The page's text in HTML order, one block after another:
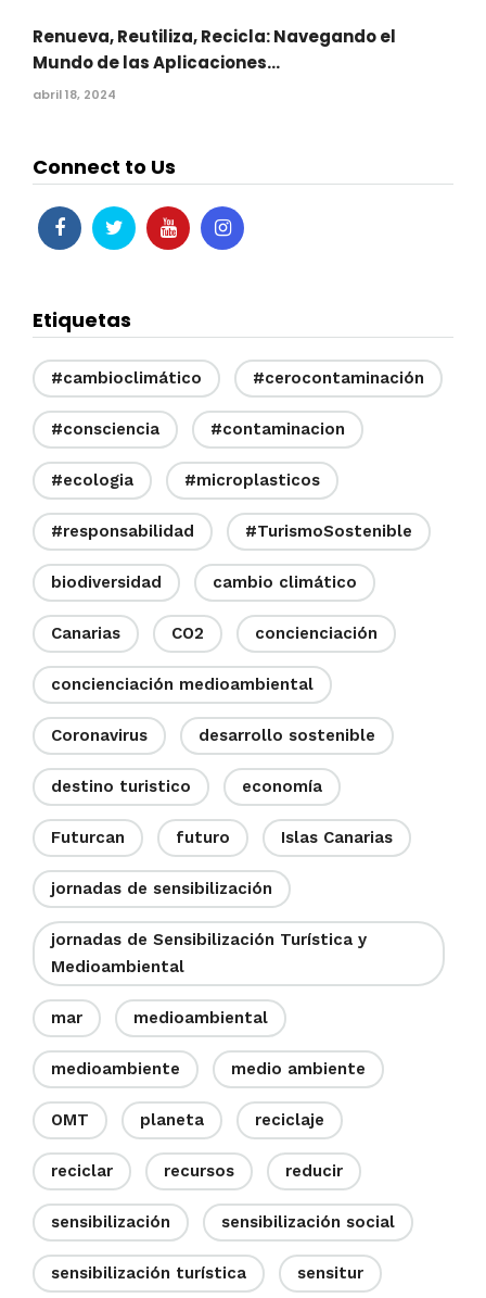
Renueva, Reutiliza, Recicla: Navegando el
Mundo de las Aplicaciones...
abril 18, 2024
Connect to Us
Etiquetas
#cambioclimático #cerocontaminación
#consciencia #contaminacion
#ecologia #microplasticos
#responsabilidad #TurismoSostenible
biodiversidad cambio climático
Canarias CO2 concienciación
concienciación medioambiental
Coronavirus desarrollo sostenible
destino turistico economía
Futurcan futuro Islas Canarias
jornadas de sensibilización
jornadas de Sensibilización Turística y
Medioambiental
mar medioambiental
medioambiente medio ambiente
OMT planeta reciclaje
reciclar recursos reducir
sensibilización sensibilización social
sensibilización turística sensitur